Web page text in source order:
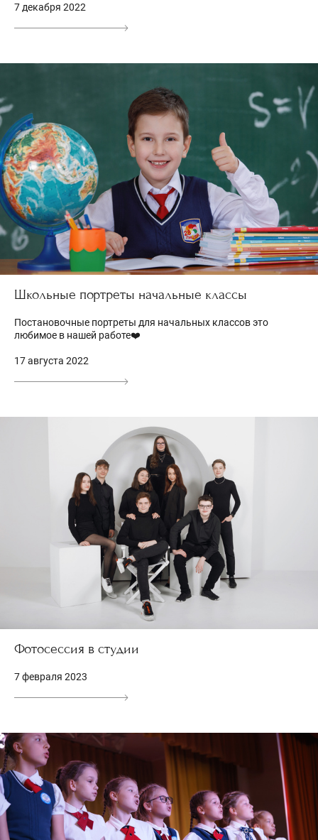
7 декабря 2022
Школьные портреты начальные классы
Постановочные портреты для начальных классов это
любимое в нашей работе❤️
17 августа 2022
Фотосессия в студии
7 февраля 2023